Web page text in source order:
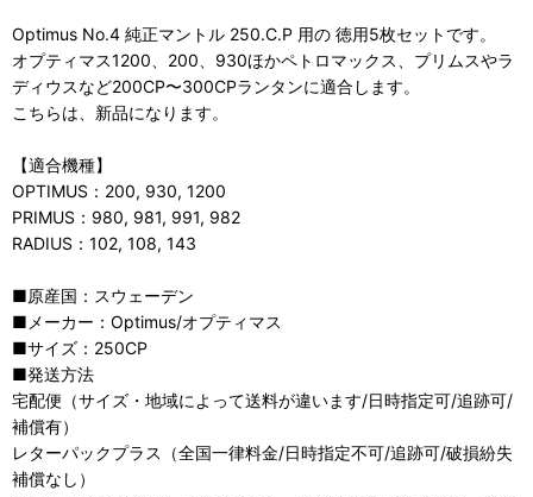
Optimus No.4 純正マントル 250.C.P 用の 徳用5枚セットです。
オプティマス1200、200、930ほかペトロマックス、プリムスやラ
ディウスなど200CP〜300CPランタンに適合します。
こちらは、新品になります。
【適合機種】
OPTIMUS：200, 930, 1200
PRIMUS：980, 981, 991, 982
RADIUS：102, 108, 143
■原産国：スウェーデン
■メーカー：Optimus/オプティマス
■サイズ：250CP
■発送方法
宅配便（サイズ・地域によって送料が違います/日時指定可/追跡可/
補償有）
レターパックプラス（全国一律料金/日時指定不可/追跡可/破損紛失
補償なし）